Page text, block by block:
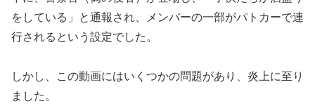
をしている」と通報され、メンバーの一部がパトカーで連
行されるという設定でした。
しかし、この動画にはいくつかの問題があり、炎上に至り
ました。